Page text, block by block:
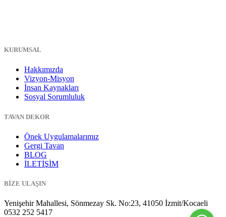
KURUMSAL
Hakkımızda
Vizyon-Misyon
İnsan Kaynakları
Sosyal Sorumluluk
TAVAN DEKOR
Önek Uygulamalarımız
Gergi Tavan
BLOG
İLETİŞİM
BİZE ULAŞIN
Yenişehir Mahallesi, Sönmezay Sk. No:23, 41050 İzmit/Kocaeli
0532 252 5417